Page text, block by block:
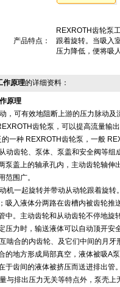
产品特点：
REXROTH齿轮泵
跟着旋转。当吸入
压力降低，便将吸
作原理的详细资料：
原理
，可有效地阻断上游的压力脉动
齿轮泵，可以提高流量输
一种 REXROTH齿轮泵，一般
动齿轮、泵体、泵盖和安全阀等
泵盖上的轴承孔内，主动齿轮轴
范围广。
机一起旋转并带动从动轮跟着旋
吸入液体分两路在齿槽内被齿轮
。主动齿轮和从动齿轮不停地旋
力时，输送液体可以自动顶开安
啮合的内齿轮、及它们中间的月
的地方形成局部真空，液体被吸A
齿间的液体被挤压而送进排出管。
与排出压力无关等特点外，泵壳